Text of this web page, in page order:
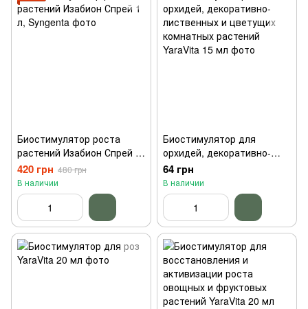
Биостимулятор роста
растений Изабион Спрей 1
л, Syngenta
420 грн 480 грн
В наличии
Биостимулятор для
орхидей, декоративно-
лиственных и цветущих
комнатных растений
YaraVita 15 мл
64 грн
В наличии